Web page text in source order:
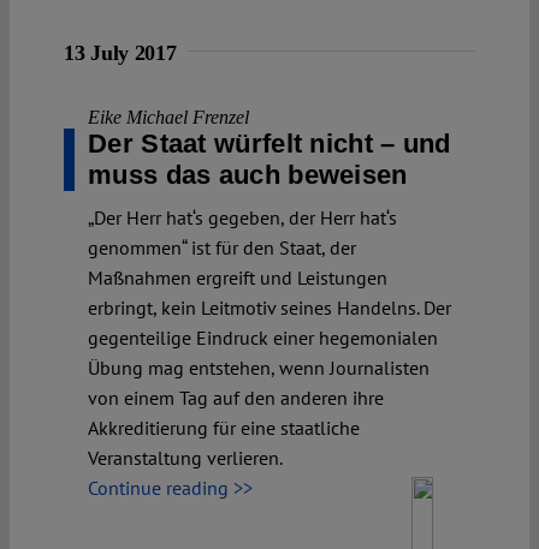
13 July 2017
Eike Michael Frenzel
Der Staat würfelt nicht – und
muss das auch beweisen
„Der Herr hat‘s gegeben, der Herr hat‘s
genommen“ ist für den Staat, der
Maßnahmen ergreift und Leistungen
erbringt, kein Leitmotiv seines Handelns. Der
gegenteilige Eindruck einer hegemonialen
Übung mag entstehen, wenn Journalisten
von einem Tag auf den anderen ihre
Akkreditierung für eine staatliche
Veranstaltung verlieren.
Continue reading >>